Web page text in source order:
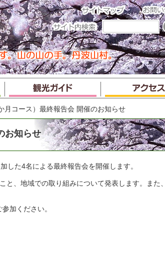
月コース）最終報告会 開催のお知らせ
お知らせ
した4名による最終報告会を開催します。
と、地域での取り組みについて発表します。また
加ください。